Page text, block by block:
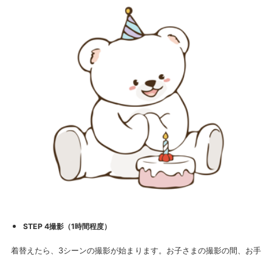
STEP 4撮影（1時間程度）
着替えたら、3シーンの撮影が始まります。お子さまの撮影の間、お手